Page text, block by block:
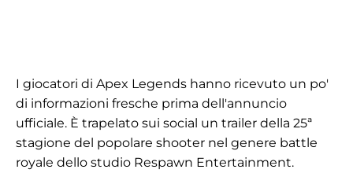
I giocatori di Apex Legends hanno ricevuto un po'
di informazioni fresche prima dell'annuncio
ufficiale. È trapelato sui social un trailer della 25ª
stagione del popolare shooter nel genere battle
royale dello studio Respawn Entertainment.